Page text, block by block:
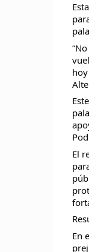
El
En